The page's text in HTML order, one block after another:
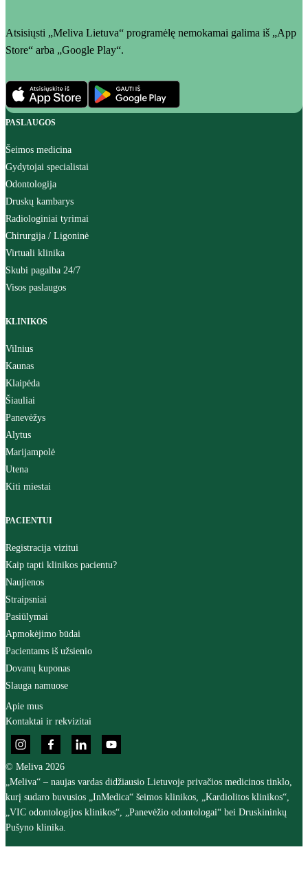
Atsisiųsti „Meliva Lietuva“ programėlę nemokamai galima iš „App
Store“ arba „Google Play“.
PASLAUGOS
Šeimos medicina
Gydytojai specialistai
Odontologija
Druskų kambarys
Radiologiniai tyrimai
Chirurgija / Ligoninė
Virtuali klinika
Skubi pagalba 24/7
Visos paslaugos
KLINIKOS
Vilnius
Kaunas
Klaipėda
Šiauliai
Panevėžys
Alytus
Marijampolė
Utena
Kiti miestai
PACIENTUI
Registracija vizitui
Kaip tapti klinikos pacientu?
Naujienos
Straipsniai
Pasiūlymai
Apmokėjimo būdai
Pacientams iš užsienio
Dovanų kuponas
Slauga namuose
Apie mus
Kontaktai ir rekvizitai
© Meliva 2026
„Meliva“ – naujas vardas didžiausio Lietuvoje privačios medicinos tinklo,
kurį sudaro buvusios „InMedica“ šeimos klinikos, „Kardiolitos klinikos“,
„VIC odontologijos klinikos“, „Panevėžio odontologai“ bei Druskininkų
Pušyno klinika.